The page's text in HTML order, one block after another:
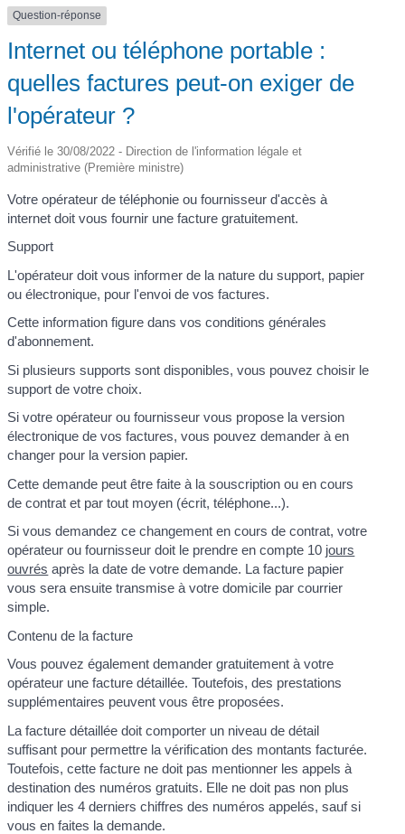
Question-réponse
Internet ou téléphone portable :
quelles factures peut-on exiger de
l'opérateur ?
Vérifié le 30/08/2022 - Direction de l'information légale et
administrative (Première ministre)
Votre opérateur de téléphonie ou fournisseur d'accès à
internet doit vous fournir une facture gratuitement.
Support
L'opérateur doit vous informer de la nature du support, papier
ou électronique, pour l'envoi de vos factures.
Cette information figure dans vos conditions générales
d'abonnement.
Si plusieurs supports sont disponibles, vous pouvez choisir le
support de votre choix.
Si votre opérateur ou fournisseur vous propose la version
électronique de vos factures, vous pouvez demander à en
changer pour la version papier.
Cette demande peut être faite à la souscription ou en cours
de contrat et par tout moyen (écrit, téléphone...).
Si vous demandez ce changement en cours de contrat, votre
opérateur ou fournisseur doit le prendre en compte 10 jours
ouvrés après la date de votre demande. La facture papier
vous sera ensuite transmise à votre domicile par courrier
simple.
Contenu de la facture
Vous pouvez également demander gratuitement à votre
opérateur une facture détaillée. Toutefois, des prestations
supplémentaires peuvent vous être proposées.
La facture détaillée doit comporter un niveau de détail
suffisant pour permettre la vérification des montants facturée.
Toutefois, cette facture ne doit pas mentionner les appels à
destination des numéros gratuits. Elle ne doit pas non plus
indiquer les 4 derniers chiffres des numéros appelés, sauf si
vous en faites la demande.